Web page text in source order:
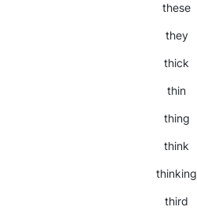
these
they
thick
thin
thing
think
thinking
third